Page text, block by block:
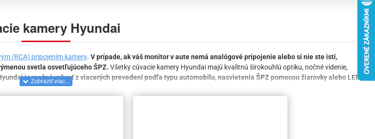
kamery Hyundai
(RCA) pripojením kamery. V prípade, ak váš monitor v aute nemá analógové pripojenie alebo si nie ste istí,
svetla osvetľujúceho ŠPZ. Všetky cúvacie kamery Hyundai majú kvalitnú širokouhlú optiku, nočné videnie,
je možné vybrať z viacerých prevedení podľa typu automobilu, nasvietenia ŠPZ pomocou žiarovky alebo LED
prisvetlením, IR-LED prisvietením, alebo dynamické parkovacie čiary, ktoré sa vytáčajú v závislosti od pohybu
na všetky druhy vozidiel.